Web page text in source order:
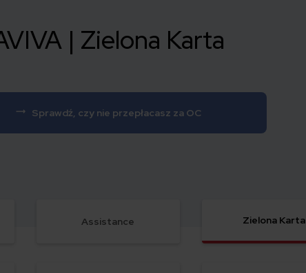
| Zielona Karta
Sprawdź, czy nie przepłacasz za OC
Assistance Zielona Karta